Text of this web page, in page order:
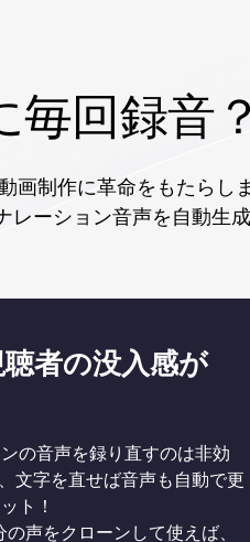
毎回録音
画制作に革命をもたらし
レーション音声を自動生
者の没入感が
の音声を録り直すのは非効
文字を直せば音声も自動で更
ト！
声をクローンして使えば、